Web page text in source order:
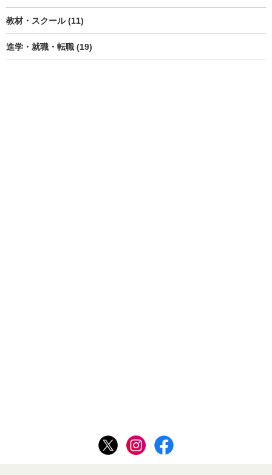
教材・スクール (11)
進学・就職・転職 (19)